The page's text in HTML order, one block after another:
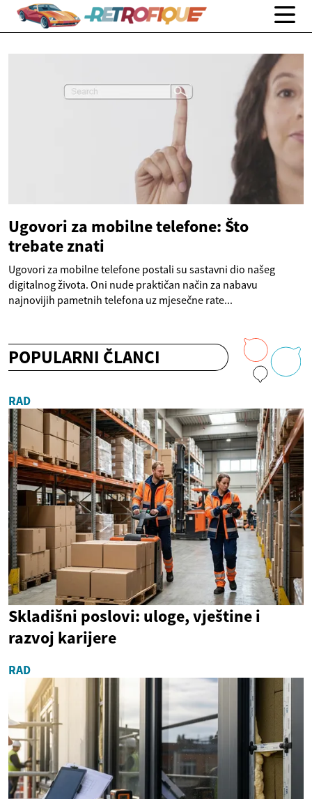
Ugovori za mobilne telefone: Što
trebate znati
Ugovori za mobilne telefone postali su sastavni dio našeg
digitalnog života. Oni nude praktičan način za nabavu
najnovijih pametnih telefona uz mjesečne rate...
POPULARNI ČLANCI
RAD
Skladišni poslovi: uloge, vještine i
razvoj karijere
RAD